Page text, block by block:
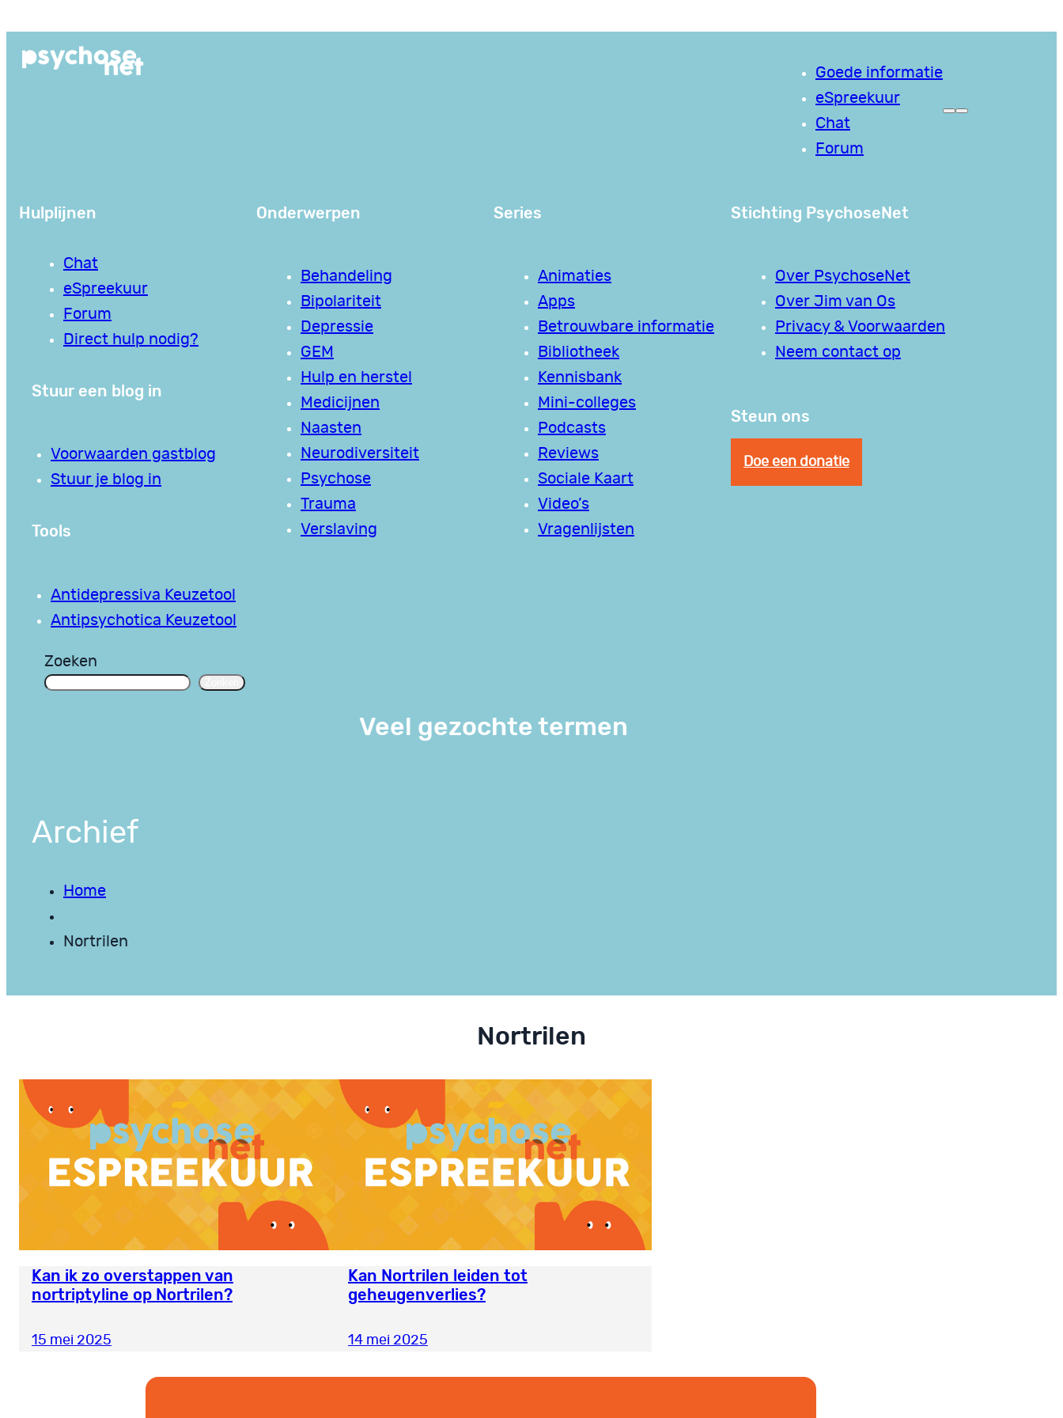
de
Goede informatie
eSpreekuur
Chat
Forum
Hulplijnen
Chat
eSpreekuur
Forum
Direct hulp nodig?
Stuur een blog in
Voorwaarden gastblog
Stuur je blog in
Tools
Antidepressiva Keuzetool
Antipsychotica Keuzetool
Onderwerpen
Behandeling
Bipolariteit
Depressie
GEM
Hulp en herstel
Medicijnen
Naasten
Neurodiversiteit
Psychose
Trauma
Verslaving
Series
Animaties
Apps
Betrouwbare informatie
Bibliotheek
Kennisbank
Mini-colleges
Podcasts
Reviews
Sociale Kaart
Video’s
Vragenlijsten
Stichting PsychoseNet
Over PsychoseNet
Over Jim van Os
Privacy & Voorwaarden
Neem contact op
Steun ons
Doe een donatie
Zoeken
Veel gezochte termen
Archief
Home
Nortrilen
Nortrilen
Kan ik zo overstappen van
nortriptyline op Nortrilen?
15 mei 2025
Kan Nortrilen leiden tot
geheugenverlies?
14 mei 2025